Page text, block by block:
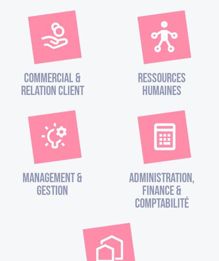
Commercial &
Relation Client
Ressources
Humaines
Management &
Gestion
Administration,
finance &
comptabilité